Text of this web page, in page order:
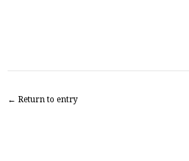
← Return to entry